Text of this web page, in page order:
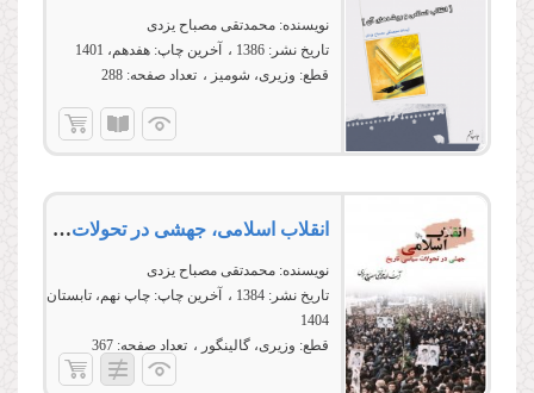
نویسنده: محمدتقی مصباح یزدی
تاریخ نشر: 1386 آخرین چاپ: هفدهم، 1401
قطع: وزیری، شومیز تعداد صفحه: 288
انقلاب اسلامی، جهشی در تحولات سیاسی تاریخ
نویسنده: محمدتقی مصباح یزدی
تاریخ نشر: 1384 آخرین چاپ: چاپ نهم، تابستان
1404
قطع: وزیری، گالینگور تعداد صفحه: 367